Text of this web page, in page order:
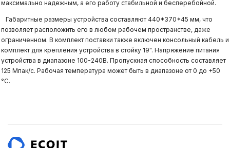
максимально надежным, а его работу стабильной и бесперебойной.
Габаритные размеры устройства составляют 440*370*45 мм, что
позволяет расположить его в любом рабочем пространстве, даже
ограниченном. В комплект поставки также включен консольный кабель и
комплект для крепления устройства в стойку 19". Напряжение питания
устройства в диапазоне 100-240В. Пропускная способность составляет
125 Мпак/с. Рабочая температура может быть в диапазоне от 0 до +50
°C.